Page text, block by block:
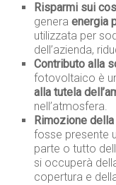
Risparmi sui
generaenergia
utilizzata per
dell’azienda,
Contributo alla
fotovoltaico è
alla tutela
nell’atmosfera.
Rimozione
fosse presente
parte o tutto
si occuperà
copertura e